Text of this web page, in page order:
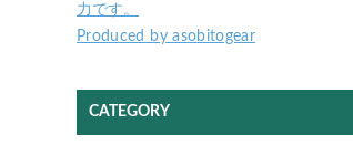
力です。
Produced by asobitogear
CATEGORY